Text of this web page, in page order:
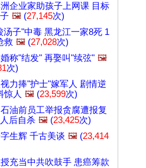
企业家助孩子上网课 目标
🖼️ (27,145次)
汤子"中毒 黑龙江一家8死 1
救 🖼️ (27,028次)
称"结发" 再娶叫"续弦" 🖼️
次)
力捧"护士"嫁军人 剧情逆
惊人 🖼️ (23,599次)
油前员工举报贪腐遭报复
后自杀 🖼️ (23,425次)
生辉 千古美谈 🖼️ (23,414
充当中共吹鼓手 患癌筹款